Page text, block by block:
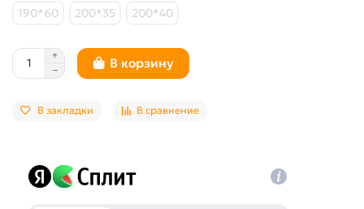
190*60
200*35 200*40
В корзину
В закладки В сравнение